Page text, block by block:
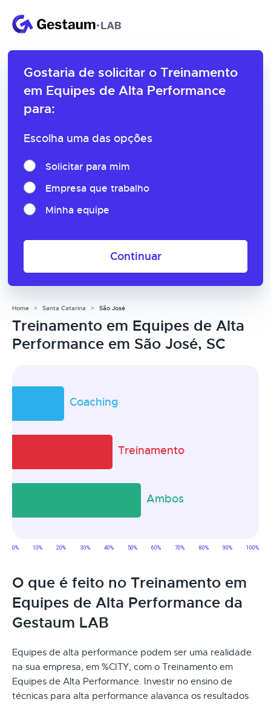
Gostaria de solicitar o Treinamento
em Equipes de Alta Performance
para:
Escolha uma das opções
Solicitar para mim
Empresa que trabalho
Minha equipe
Continuar
Home Santa Catarina São José
Treinamento em Equipes de Alta
Performance em São José, SC
O que é feito no Treinamento em
Equipes de Alta Performance da
Gestaum LAB
Equipes de alta performance podem ser uma realidade
na sua empresa, em %CITY, com o Treinamento em
Equipes de Alta Performance. Investir no ensino de
técnicas para alta performance alavanca os resultados